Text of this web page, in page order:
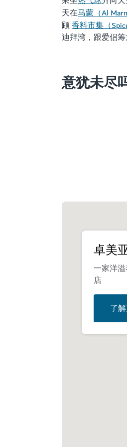
天在马蒙（Al
顾香料市集（
迪拜湾，跟爱侣筹
意犹未尽
卓美
一家洋
店
了